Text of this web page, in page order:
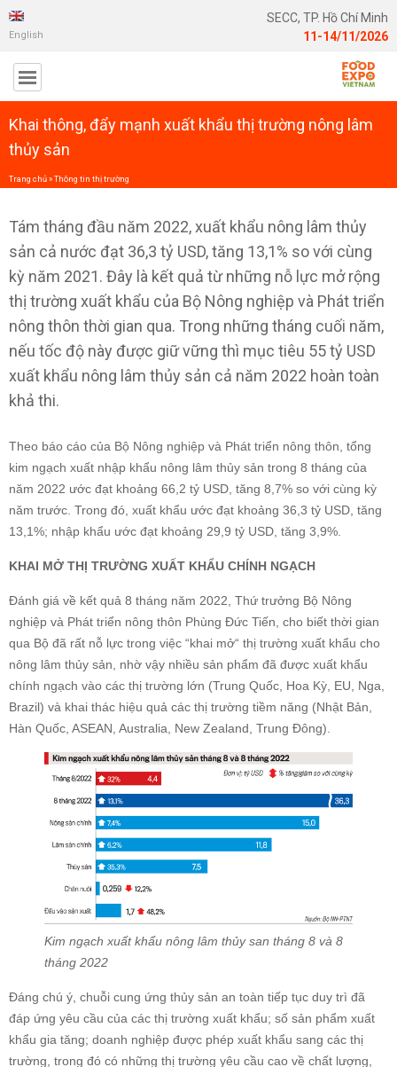
English
SECC, TP. Hồ Chí Minh
11-14/11/2026
Khai thông, đẩy mạnh xuất khẩu thị trường nông lâm
thủy sản
Trang chủ»Thông tin thị trường
Tám tháng đầu năm 2022, xuất khẩu nông lâm thủy
sản cả nước đạt 36,3 tỷ USD, tăng 13,1% so với cùng
kỳ năm 2021. Đây là kết quả từ những nỗ lực mở rộng
thị trường xuất khẩu của Bộ Nông nghiệp và Phát triển
nông thôn thời gian qua. Trong những tháng cuối năm,
nếu tốc độ này được giữ vững thì mục tiêu 55 tỷ USD
xuất khẩu nông lâm thủy sản cả năm 2022 hoàn toàn
khả thi.
Theo báo cáo của Bộ Nông nghiệp và Phát triển nông thôn, tổng
kim ngạch xuất nhập khẩu nông lâm thủy sản trong 8 tháng của
năm 2022 ước đạt khoảng 66,2 tỷ USD, tăng 8,7% so với cùng kỳ
năm trước. Trong đó, xuất khẩu ước đạt khoảng 36,3 tỷ USD, tăng
13,1%; nhập khẩu ước đạt khoảng 29,9 tỷ USD, tăng 3,9%.
KHAI MỞ THỊ TRƯỜNG XUẤT KHẨU CHÍNH NGẠCH
Đánh giá về kết quả 8 tháng năm 2022, Thứ trưởng Bộ Nông
nghiệp và Phát triển nông thôn Phùng Đức Tiến, cho biết thời gian
qua Bộ đã rất nỗ lực trong việc “khai mở“ thị trường xuất khẩu cho
nông lâm thủy sản, nhờ vậy nhiều sản phẩm đã được xuất khẩu
chính ngạch vào các thị trường lớn (Trung Quốc, Hoa Kỳ, EU, Nga,
Brazil) và khai thác hiệu quả các thị trường tiềm năng (Nhật Bản,
Hàn Quốc, ASEAN, Australia, New Zealand, Trung Đông).
Kim ngạch xuất khẩu nông lâm thủy san tháng 8 và 8
tháng 2022
Đáng chú ý, chuỗi cung ứng thủy sản an toàn tiếp tục duy trì đã
đáp ứng yêu cầu của các thị trường xuất khẩu; số sản phẩm xuất
khẩu gia tăng; doanh nghiệp được phép xuất khẩu sang các thị
trường, trong đó có những thị trường yêu cầu cao về chất lượng,